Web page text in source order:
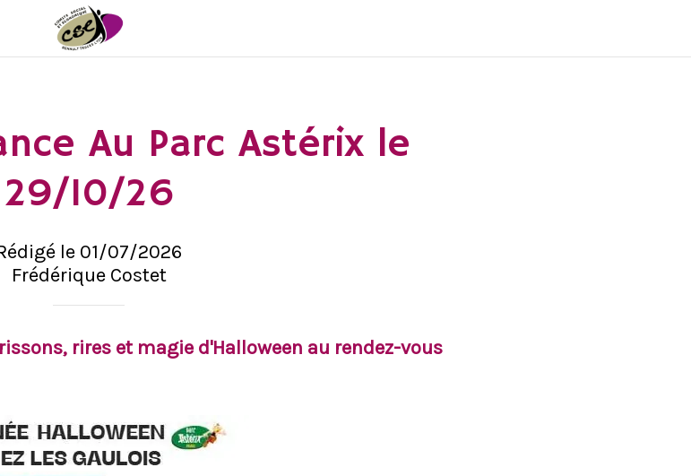
Au Parc Astérix le
29/10/26
le 01/07/2026
Frédérique Costet
rires et magie d'Halloween au rendez-vous